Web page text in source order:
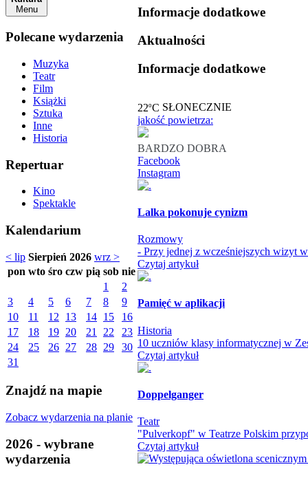
Menu
Polecane wydarzenia
Muzyka
Teatr
Film
Książki
Sztuka
Inne
Historia
Repertuar
Kino
Spektakle
Kalendarium
< lip Sierpień 2026 wrz >
pon wto śro czw pią sob nie
1
2
3
4 5 6 7 8
9
10
11 12 13 14 15
16
17
18 19 20 21 22
23
24
25 26 27 28 29
30
31
Znajdź na mapie
Zobacz wydarzenia na planie
2026 - wybrane
wydarzenia
Informacje dodatkowe
Aktualności
Informacje dodatkowe
22oC SŁONECZNIE
jakość powietrza:
BARDZO DOBRA
Facebook
Instagram
Lalka pokonuje cynizm
Rozmowy
- Przy jednej z wcześniejszych wizyt
Czytaj artykuł
Pamięć w aplikacji
Historia
10 uczniów klasy informatycznej w
Czytaj artykuł
Doppelganger
Teatr
"Pulverkopf" w Teatrze Polskim
Czytaj artykuł